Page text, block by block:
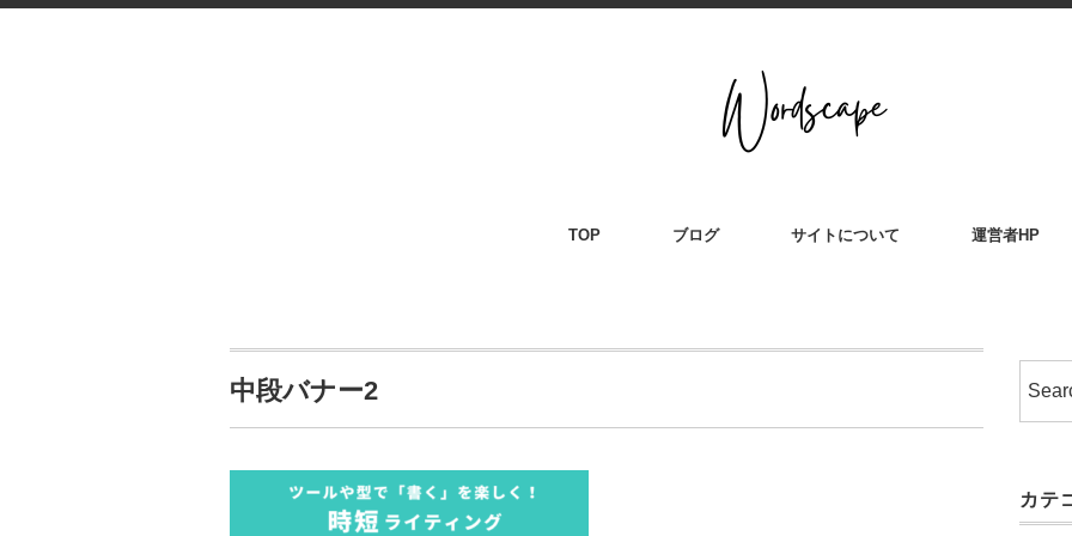
TOP ブログ サイトについて 運営者HP
中段バナー2
カテ